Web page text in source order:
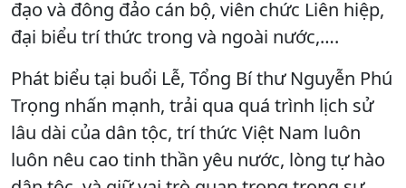
đạo và đông đảo cán bộ, viên chức Liên hiệp,
đại biểu trí thức trong và ngoài nước,….
Phát biểu tại buổi Lễ, Tổng Bí thư Nguyễn Phú
Trọng nhấn mạnh, trải qua quá trình lịch sử
lâu dài của dân tộc, trí thức Việt Nam luôn
luôn nêu cao tinh thần yêu nước, lòng tự hào